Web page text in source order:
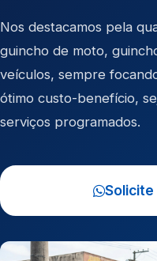
Nos destacamos pela
guincho de moto,
veículos, sempre
ótimo custo-benefício,
serviços programados.